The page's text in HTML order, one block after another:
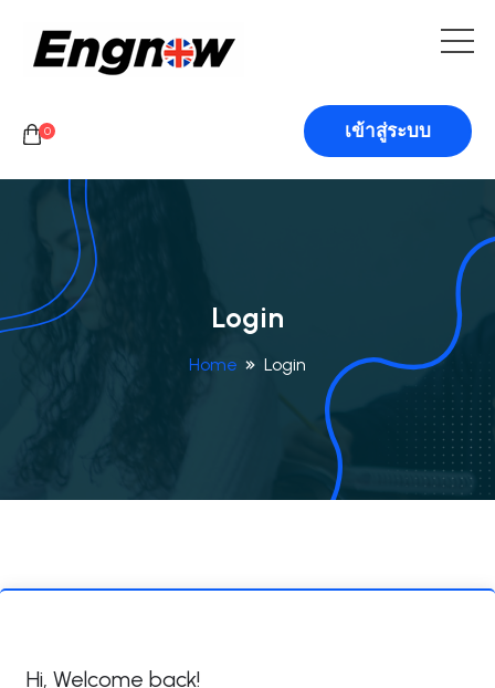
0 เข้าสู่ระบบ
Login
Home Login
Hi, Welcome back!